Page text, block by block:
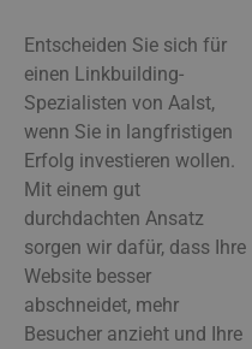
Entscheiden Sie sich für
einen Linkbuilding-
Spezialisten von Aalst,
wenn Sie in langfristigen
Erfolg investieren wollen.
Mit einem gut
durchdachten Ansatz
sorgen wir dafür, dass Ihre
Website besser
abschneidet, mehr
Besucher anzieht und Ihre